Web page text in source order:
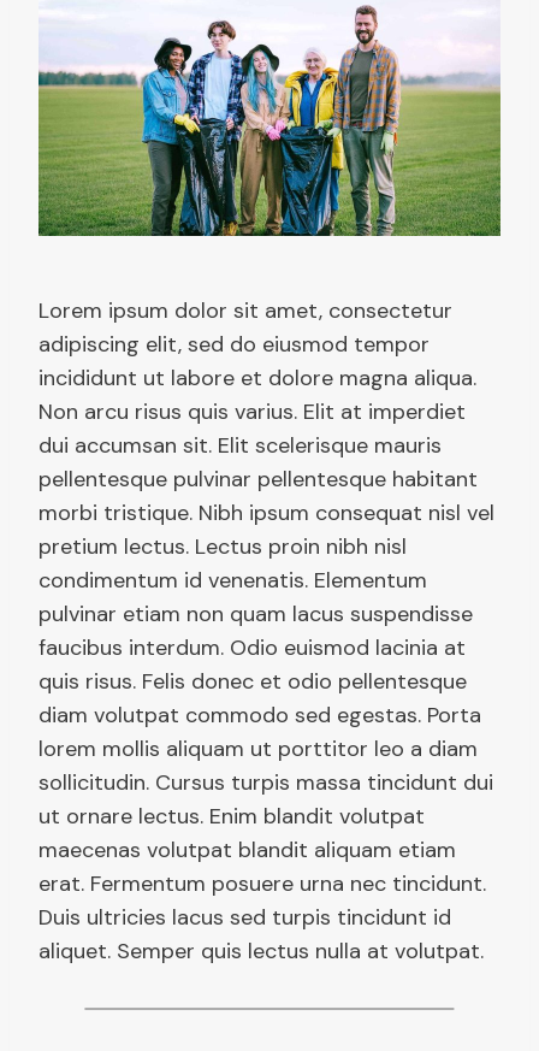
Lorem ipsum dolor sit amet, consectetur
adipiscing elit, sed do eiusmod tempor
incididunt ut labore et dolore magna aliqua.
Non arcu risus quis varius. Elit at imperdiet
dui accumsan sit. Elit scelerisque mauris
pellentesque pulvinar pellentesque habitant
morbi tristique. Nibh ipsum consequat nisl vel
pretium lectus. Lectus proin nibh nisl
condimentum id venenatis. Elementum
pulvinar etiam non quam lacus suspendisse
faucibus interdum. Odio euismod lacinia at
quis risus. Felis donec et odio pellentesque
diam volutpat commodo sed egestas. Porta
lorem mollis aliquam ut porttitor leo a diam
sollicitudin. Cursus turpis massa tincidunt dui
ut ornare lectus. Enim blandit volutpat
maecenas volutpat blandit aliquam etiam
erat. Fermentum posuere urna nec tincidunt.
Duis ultricies lacus sed turpis tincidunt id
aliquet. Semper quis lectus nulla at volutpat.